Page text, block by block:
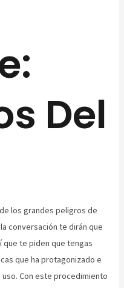
Del
los grandes peligros de
conversación te dirán que
te piden que tengas
que ha protagonizado e
Con este procedimiento